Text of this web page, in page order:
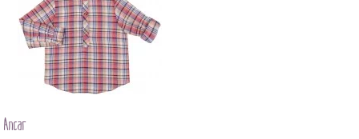
Ancar